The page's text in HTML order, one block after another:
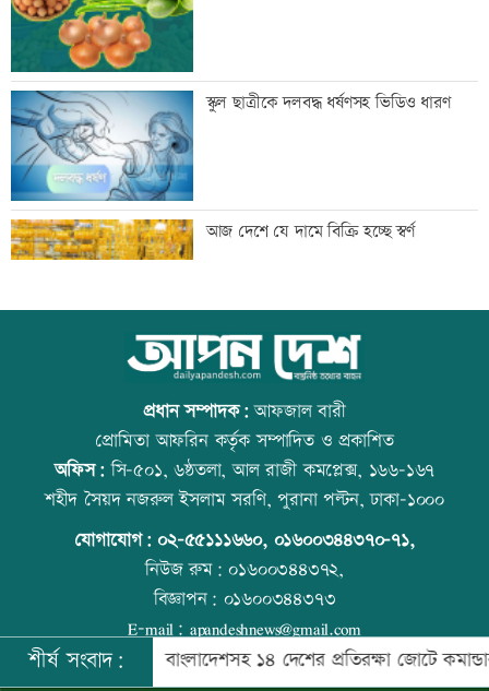
নিরাপত্তা পেলে দেশে ফিরতে চান সাকিব
সাকিবের দেশে ফেরার সুযোগ নেই: ক্রীড়া
প্রতিমন্ত্রী
শিল্পকলায় বিনামূল্যে ৬ সিনেমা দেখা যাবে
দিল্লিতে শেখ হাসিনার বক্তব্যে ভারতের সমর্থন
নেই: রণধীর জয়সওয়াল
দেশে ফিরলেন আরও ৩৪০ লিবিয়া প্রবাসী
স্কুল ছাত্রীকে দলবদ্ধ ধর্ষণসহ ভিডিও ধারণ
আজ দেশে যে দামে বিক্রি হচ্ছে স্বর্ণ
আজ বিশ্ব বন্ধু দিবস
প্রতিমন্ত্রীকে ঘিরে ভাইরাল ভিডিওতে ছবি
জুড়ে অপপ্রচার: এলিন
কোরআন-হাদিসে নামাজ না পড়ার শাস্তি
প্রধান সম্পাদক:আফজাল বারী
প্রোমিতা আফরিন কর্তৃক সম্পাদিত ও প্রকাশিত
অফিস:সি-৫০১, ৬ষ্ঠতলা, আল রাজী কমপ্লেক্স, ১৬৬-১৬৭
শহীদ সৈয়দ নজরুল ইসলাম সরণি, পুরানা পল্টন, ঢাকা-১০০০
যোগাযোগ: ০২-৫৫১১১৬৬০, ০১৬০০৩৪৪৩৭০-৭১,
নিউজ রুম:০১৬০০৩৪৪৩৭২,
বিজ্ঞাপন: ০১৬০০৩৪৪৩৭৩
E-mail: apandeshnews@gmail.com
©২০২৬ |আপন দেশ ডটকমকর্তৃক সর্বসত্ব ® সংরক্ষিত | উন্নয়নে
শীর্ষ সংবাদ:বাংলাদেশসহ ১৪ দেশের প্রতিরক্ষা জোটে কমান্ডার নিয়োগ